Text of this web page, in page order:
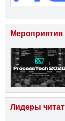
Лидеры